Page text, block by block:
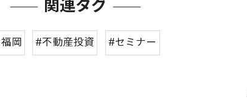
関連タグ
岡 #不動産投資 #セミナー